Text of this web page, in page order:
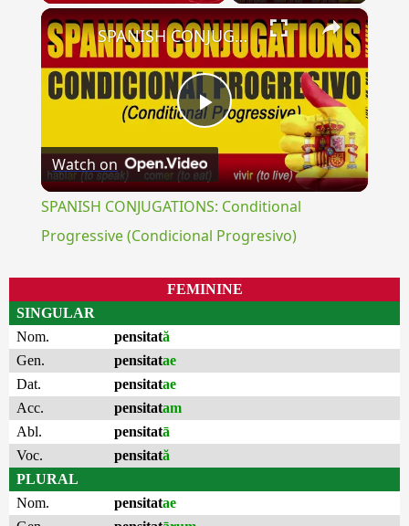
×
Play
Video
SPANISH CONJUGATIONS: Conditional Progressive (Condicional Progresivo)
Watch on
SPANISH CONJUGATIONS: Conditional
Progressive (Condicional Progresivo)
FEMININE
SINGULAR
Nom.
pensitată
Gen.
pensitatae
Dat.
pensitatae
Acc.
pensitatam
Abl.
pensitatā
Voc.
pensitată
PLURAL
Nom.
pensitatae